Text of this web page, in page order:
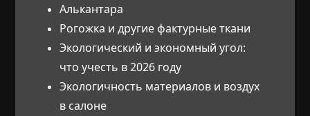
Алькантара
Рогожка и другие фактурные ткани
Экологический и экономный угол:
что учесть в 2026 году
Экологичность материалов и воздух
в салоне